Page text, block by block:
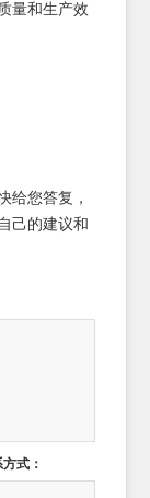
量和生产效
给您答复，
己的建议和
式：